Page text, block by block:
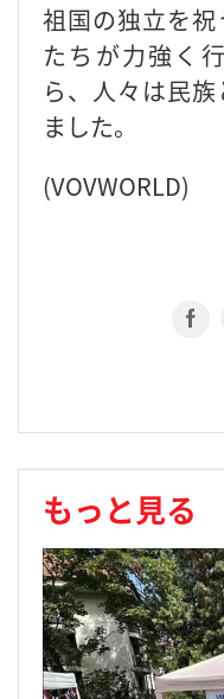
祖国の独立を
たちが力強く
ら、人々は民
ました。
(VOVWORLD)
もっと見る